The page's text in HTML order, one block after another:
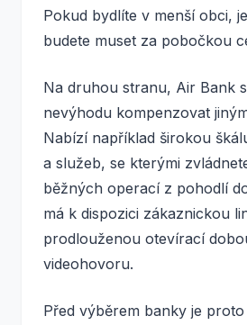
Pokud bydlíte v menší obci,
budete muset za pobočkou
Na druhou stranu, Air Bank
nevýhodu kompenzovat
Nabízí například širokou
a služeb, se kterými
běžných operací z pohodlí
má k dispozici zákaznickou
prodlouženou otevírací
videohovoru.
Před výběrem banky je